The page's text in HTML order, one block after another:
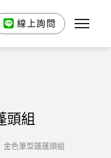
線上詢問
頭組
金色筆型蓮蓬頭組